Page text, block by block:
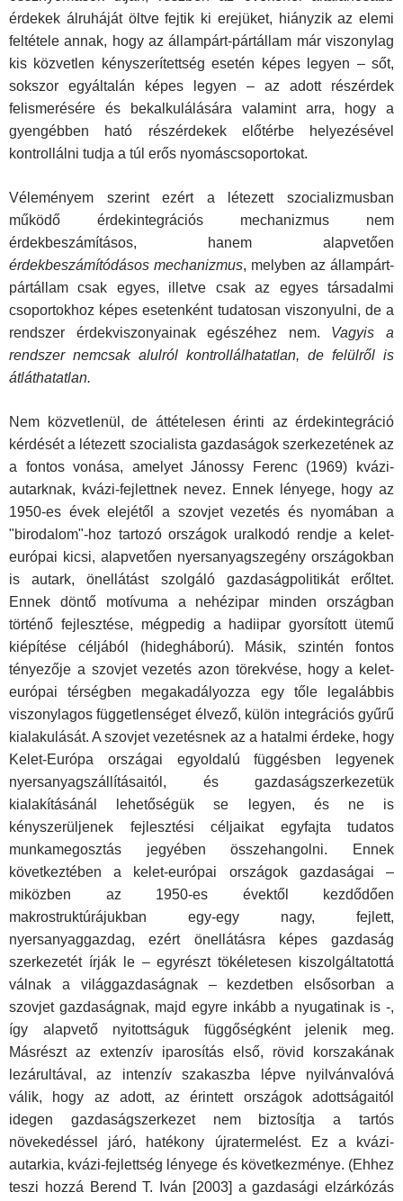
érdekek álruháját öltve fejtik ki erejüket, hiányzik az elemi
feltétele annak, hogy az állampárt-pártállam már viszonylag
kis közvetlen kényszerítettség esetén képes legyen – sőt,
sokszor egyáltalán képes legyen – az adott részérdek
felismerésére és bekalkulálására valamint arra, hogy a
gyengébben ható részérdekek előtérbe helyezésével
kontrollálni tudja a túl erős nyomáscsoportokat.
Véleményem szerint ezért a létezett szocializmusban
működő érdekintegrációs mechanizmus nem
érdekbeszámításos, hanem alapvetően
érdekbeszámítódásos mechanizmus, melyben az állampárt-
pártállam csak egyes, illetve csak az egyes társadalmi
csoportokhoz képes esetenként tudatosan viszonyulni, de a
rendszer érdekviszonyainak egészéhez nem. Vagyis a
rendszer nemcsak alulról kontrollálhatatlan, de felülről is
átláthatatlan.
Nem közvetlenül, de áttételesen érinti az érdekintegráció
kérdését a létezett szocialista gazdaságok szerkezetének az
a fontos vonása, amelyet Jánossy Ferenc (1969) kvázi-
autarknak, kvázi-fejlettnek nevez. Ennek lényege, hogy az
1950-es évek elejétől a szovjet vezetés és nyomában a
"birodalom"-hoz tartozó országok uralkodó rendje a kelet-
európai kicsi, alapvetően nyersanyagszegény országokban
is autark, önellátást szolgáló gazdaságpolitikát erőltet.
Ennek döntő motívuma a nehézipar minden országban
történő fejlesztése, mégpedig a hadiipar gyorsított ütemű
kiépítése céljából (hidegháború). Másik, szintén fontos
tényezője a szovjet vezetés azon törekvése, hogy a kelet-
európai térségben megakadályozza egy tőle legalábbis
viszonylagos függetlenséget élvező, külön integrációs gyűrű
kialakulását. A szovjet vezetésnek az a hatalmi érdeke, hogy
Kelet-Európa országai egyoldalú függésben legyenek
nyersanyagszállításaitól, és gazdaságszerkezetük
kialakításánál lehetőségük se legyen, és ne is
kényszerüljenek fejlesztési céljaikat egyfajta tudatos
munkamegosztás jegyében összehangolni. Ennek
következtében a kelet-európai országok gazdaságai –
miközben az 1950-es évektől kezdődően
makrostruktúrájukban egy-egy nagy, fejlett,
nyersanyaggazdag, ezért önellátásra képes gazdaság
szerkezetét írják le – egyrészt tökéletesen kiszolgáltatottá
válnak a világgazdaságnak – kezdetben elsősorban a
szovjet gazdaságnak, majd egyre inkább a nyugatinak is -,
így alapvető nyitottságuk függőségként jelenik meg.
Másrészt az extenzív iparosítás első, rövid korszakának
lezárultával, az intenzív szakaszba lépve nyilvánvalóvá
válik, hogy az adott, az érintett országok adottságaitól
idegen gazdaságszerkezet nem biztosítja a tartós
növekedéssel járó, hatékony újratermelést. Ez a kvázi-
autarkia, kvázi-fejlettség lényege és következménye. (Ehhez
teszi hozzá Berend T. Iván [2003] a gazdasági elzárkózás